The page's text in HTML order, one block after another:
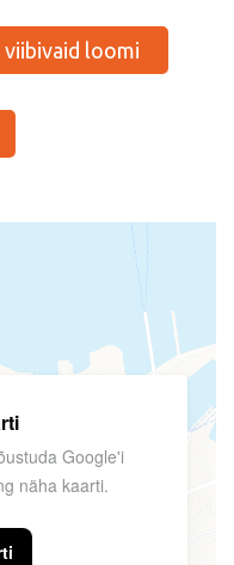
loomi
Google'i
näha kaarti.